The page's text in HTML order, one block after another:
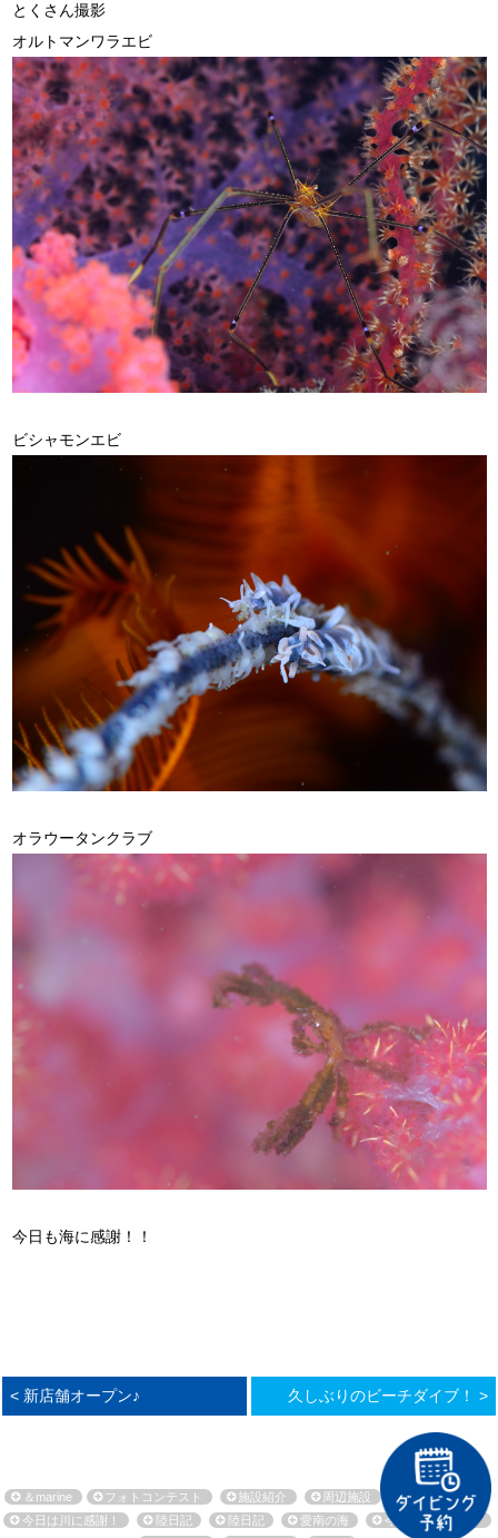
とくさん撮影
オルトマンワラエビ
ビシャモンエビ
オラウータンクラブ
今日も海に感謝！！
< 新店舗オープン♪ 久しぶりのビーチダイブ！ >
＆marine フォトコンテスト 施設紹介 周辺施設
環境保全活動
今日は川に感謝！
陸日記 陸日記 愛南の海
今日も海に感謝！